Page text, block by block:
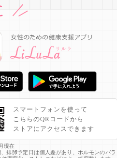
スマートフォンを使って
こちらのQRコードから
ストアにアクセスできます
現在
排卵予定日は個人差があり、ホルモンのバラ